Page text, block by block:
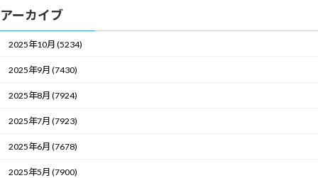
アーカイブ
2025年10月 (5234)
2025年9月 (7430)
2025年8月 (7924)
2025年7月 (7923)
2025年6月 (7678)
2025年5月 (7900)